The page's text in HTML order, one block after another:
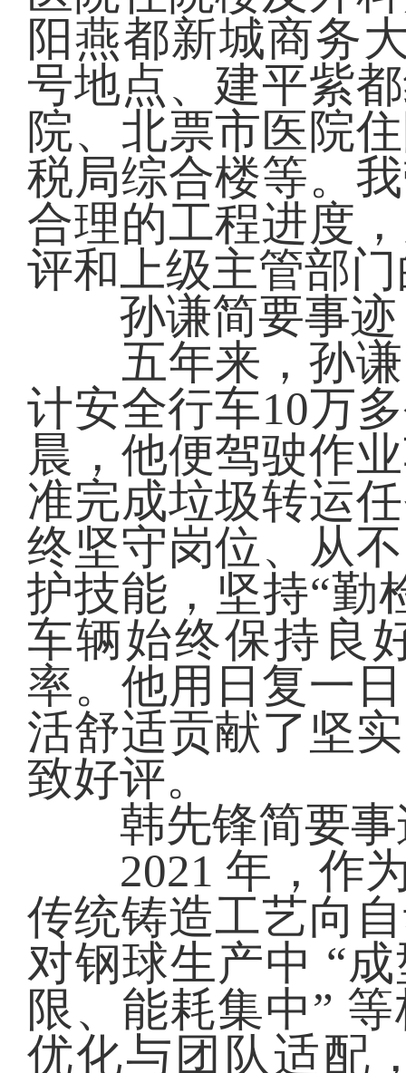
阳燕都新城商务
号地点、建平紫
院、北票市医院
税局综合楼等。
合理的工程进度
评和上级主管部
孙谦简要事迹
五年来，孙谦
计安全行车10万
晨，他便驾驶作
准完成垃圾转运
终坚守岗位、从
护技能，坚持“勤
车辆始终保持良
率。他用日复一
活舒适贡献了坚
致好评。
韩先锋简要事
2021 年，作为
传统铸造工艺向
对钢球生产中 “
限、能耗集中”
优化与团队适配